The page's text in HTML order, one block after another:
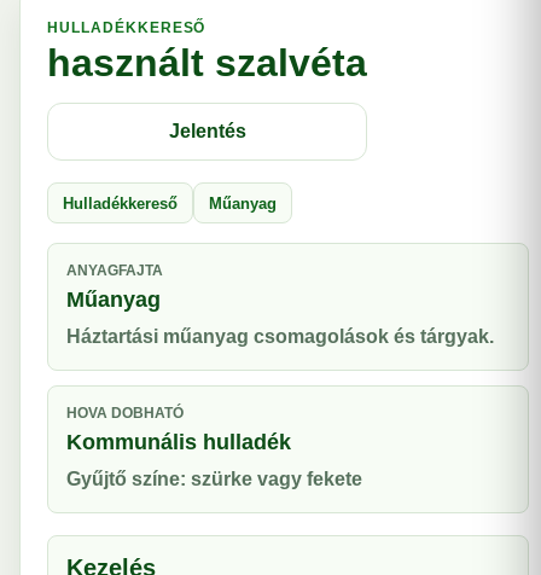
HULLADÉKKERESŐ
használt szalvéta
Jelentés
Hulladékkereső Műanyag
ANYAGFAJTA
Műanyag
Háztartási műanyag csomagolások és tárgyak.
HOVA DOBHATÓ
Kommunális hulladék
Gyűjtő színe: szürke vagy fekete
Kezelés